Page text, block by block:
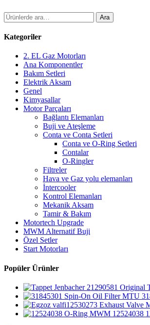
Ara:
Ara
Kategoriler
2. EL Gaz Motorları
Ana Komponentler
Bakım Setleri
Elektrik Aksam
Genel
Kimyasallar
Motor Parçaları
Bağlantı Elemanları
Buji ve Ateşleme
Conta ve Conta Setleri
Conta ve O-Ring Setleri
Contalar
O-Ringler
Filtreler
Hava ve Gaz yolu elemanları
İntercooler
Kontrol Elemanları
Mekanik Aksam
Tamir & Bakım
Motortech Upgrade
MWM Alternatif Buji
Özel Setler
Start Motorları
Popüler Ürünler